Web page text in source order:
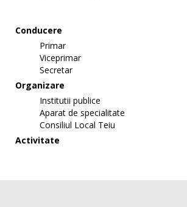
Conducere
Primar
Viceprimar
Secretar
Organizare
Institutii publice
Aparat de specialitate
Consiliul Local Teiu
Activitate